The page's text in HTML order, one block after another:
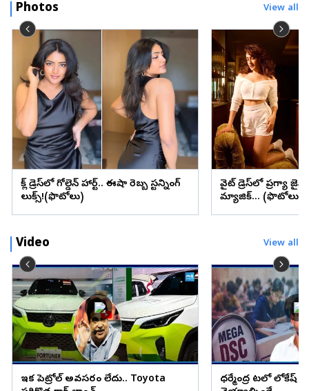
Photos View all
బ్లాక్ డ్రెస్‌లో గోల్డెన్ హార్ట్.. ఈషా రెబ్బ స్టన్నింగ్
లుక్స్!(ఫొటోలు)
వైట్ డ్రెస్‌లో ప్రగ్యా
మ్యాజిక్... (ఫొటోలు)
Video View all
ఇక పెట్రోల్ అవసరం లేదు.. Toyota
ధర్మేంద్ర బాటలో